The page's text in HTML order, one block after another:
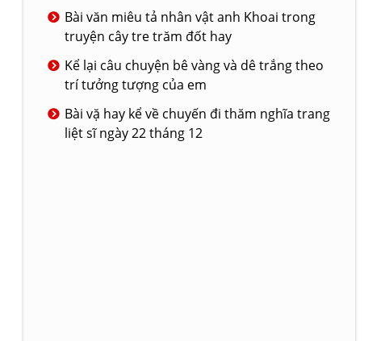
Bài văn miêu tả nhân vật anh Khoai trong
truyện cây tre trăm đốt hay
Kể lại câu chuyện bê vàng và dê trắng theo
trí tưởng tượng của em
Bài vặ hay kể về chuyến đi thăm nghĩa trang
liệt sĩ ngày 22 tháng 12